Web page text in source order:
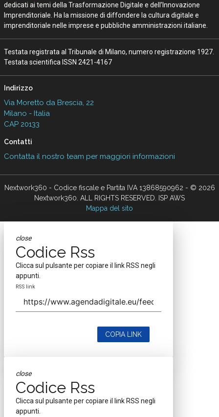
dedicati ai temi della Trasformazione Digitale e dell’Innovazione
Imprenditoriale. Ha la missione di diffondere la cultura digitale e
imprenditoriale nelle imprese e pubbliche amministrazioni italiane.
Testata registrata al Tribunale di Milano, numero registrazione 1927.
Testata scientifica ISSN 2421-4167
Indirizzo
Via Moretto da Brescia, 22
Milano - Italia
CAP 20133
Contatti
Contatta il nostro team per maggiori informazioni
Nextwork360 - Codice fiscale e Partita IVA 13868590962 - © 2026
Nextwork360. ALL RIGHTS RESERVED. ISP AWS
Mappa del sito
close
Codice Rss
Clicca sul pulsante per copiare il link RSS negli
appunti.
RSS link
COPIA LINK
close
Codice Rss
Clicca sul pulsante per copiare il link RSS negli
appunti.